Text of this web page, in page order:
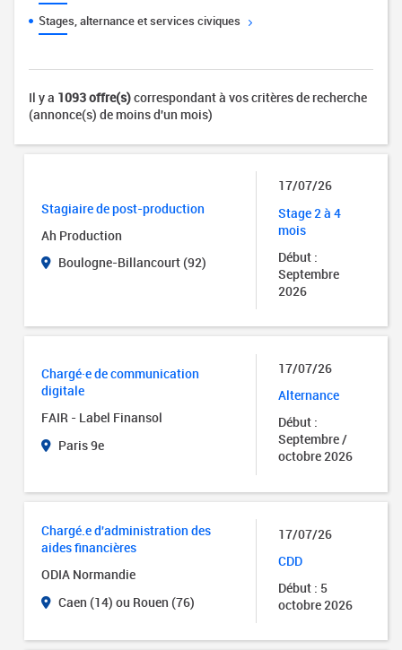
Stages, alternance et services civiques
Il y a 1093 offre(s)correspondant à vos critères de recherche
(annonce(s) de moins d'un mois)
Stagiaire de post-production
Ah Production
Boulogne-Billancourt (92)
17/07/26
Stage 2 à 4
mois
Début :
Septembre
2026
Chargé·e de communication
digitale
FAIR - Label Finansol
Paris 9e
17/07/26
Alternance
Début :
Septembre /
octobre 2026
Chargé.e d'administration des
aides financières
ODIA Normandie
Caen (14) ou Rouen (76)
17/07/26
CDD
Début : 5
octobre 2026